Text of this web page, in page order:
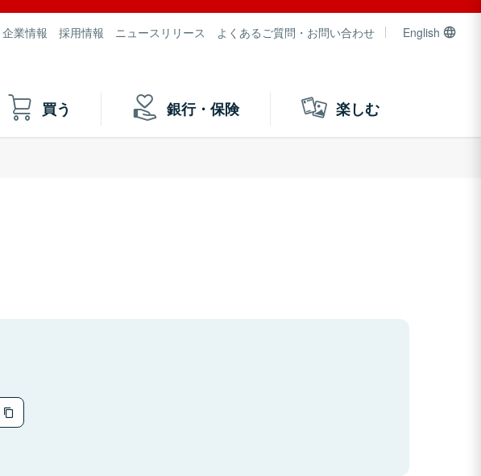
企業情報 採用情報 ニュースリリース よくあるご質問・お問い合わせ English
買う 銀行・保険 楽しむ